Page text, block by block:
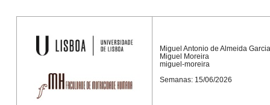
Miguel Antonio de Almeida
Miguel Moreira
miguel-moreira
Semanas: 15/06/2026